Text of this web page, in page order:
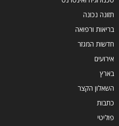
תזונה נכונה
בריאות ורפואה
חדשות המגזר
אירועים
בארץ
השאלון הקצר
כתבות
פוליטי